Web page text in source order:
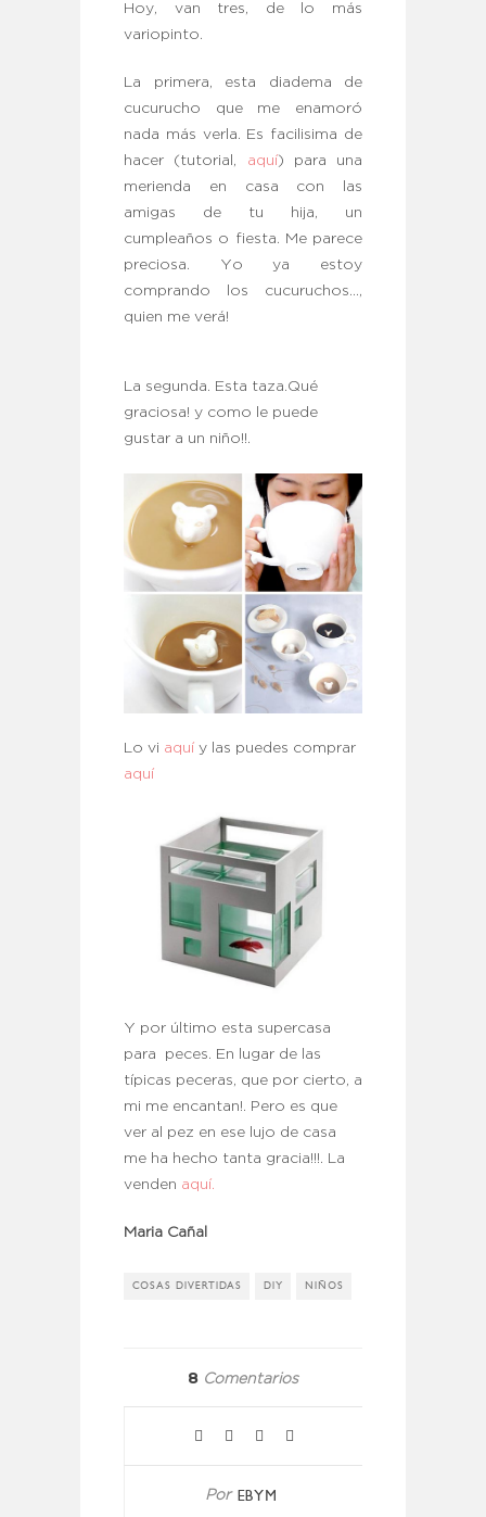
Hoy, van tres, de lo más
variopinto.
La primera, esta diadema de
cucurucho que me enamoró
nada más verla. Es facilisima de
hacer (tutorial,
aquí) para una
merienda en casa con las
amigas de tu hija, un
cumpleaños o fiesta. Me parece
preciosa. Yo ya estoy
comprando los cucuruchos…,
quien me verá!
La segunda. Esta taza.Qué
graciosa! y como le puede
gustar a un niño!!.
Lo vi aquí y las puedes comprar
aquí
Y por último esta supercasa
para peces. En lugar de las
típicas peceras, que por cierto, a
mi me encantan!. Pero es que
ver al pez en ese lujo de casa
me ha hecho tanta gracia!!!. La
venden aquí.
Maria Cañal
COSAS DIVERTIDAS DIY NIÑOS
8 Comentarios
Por EBYM